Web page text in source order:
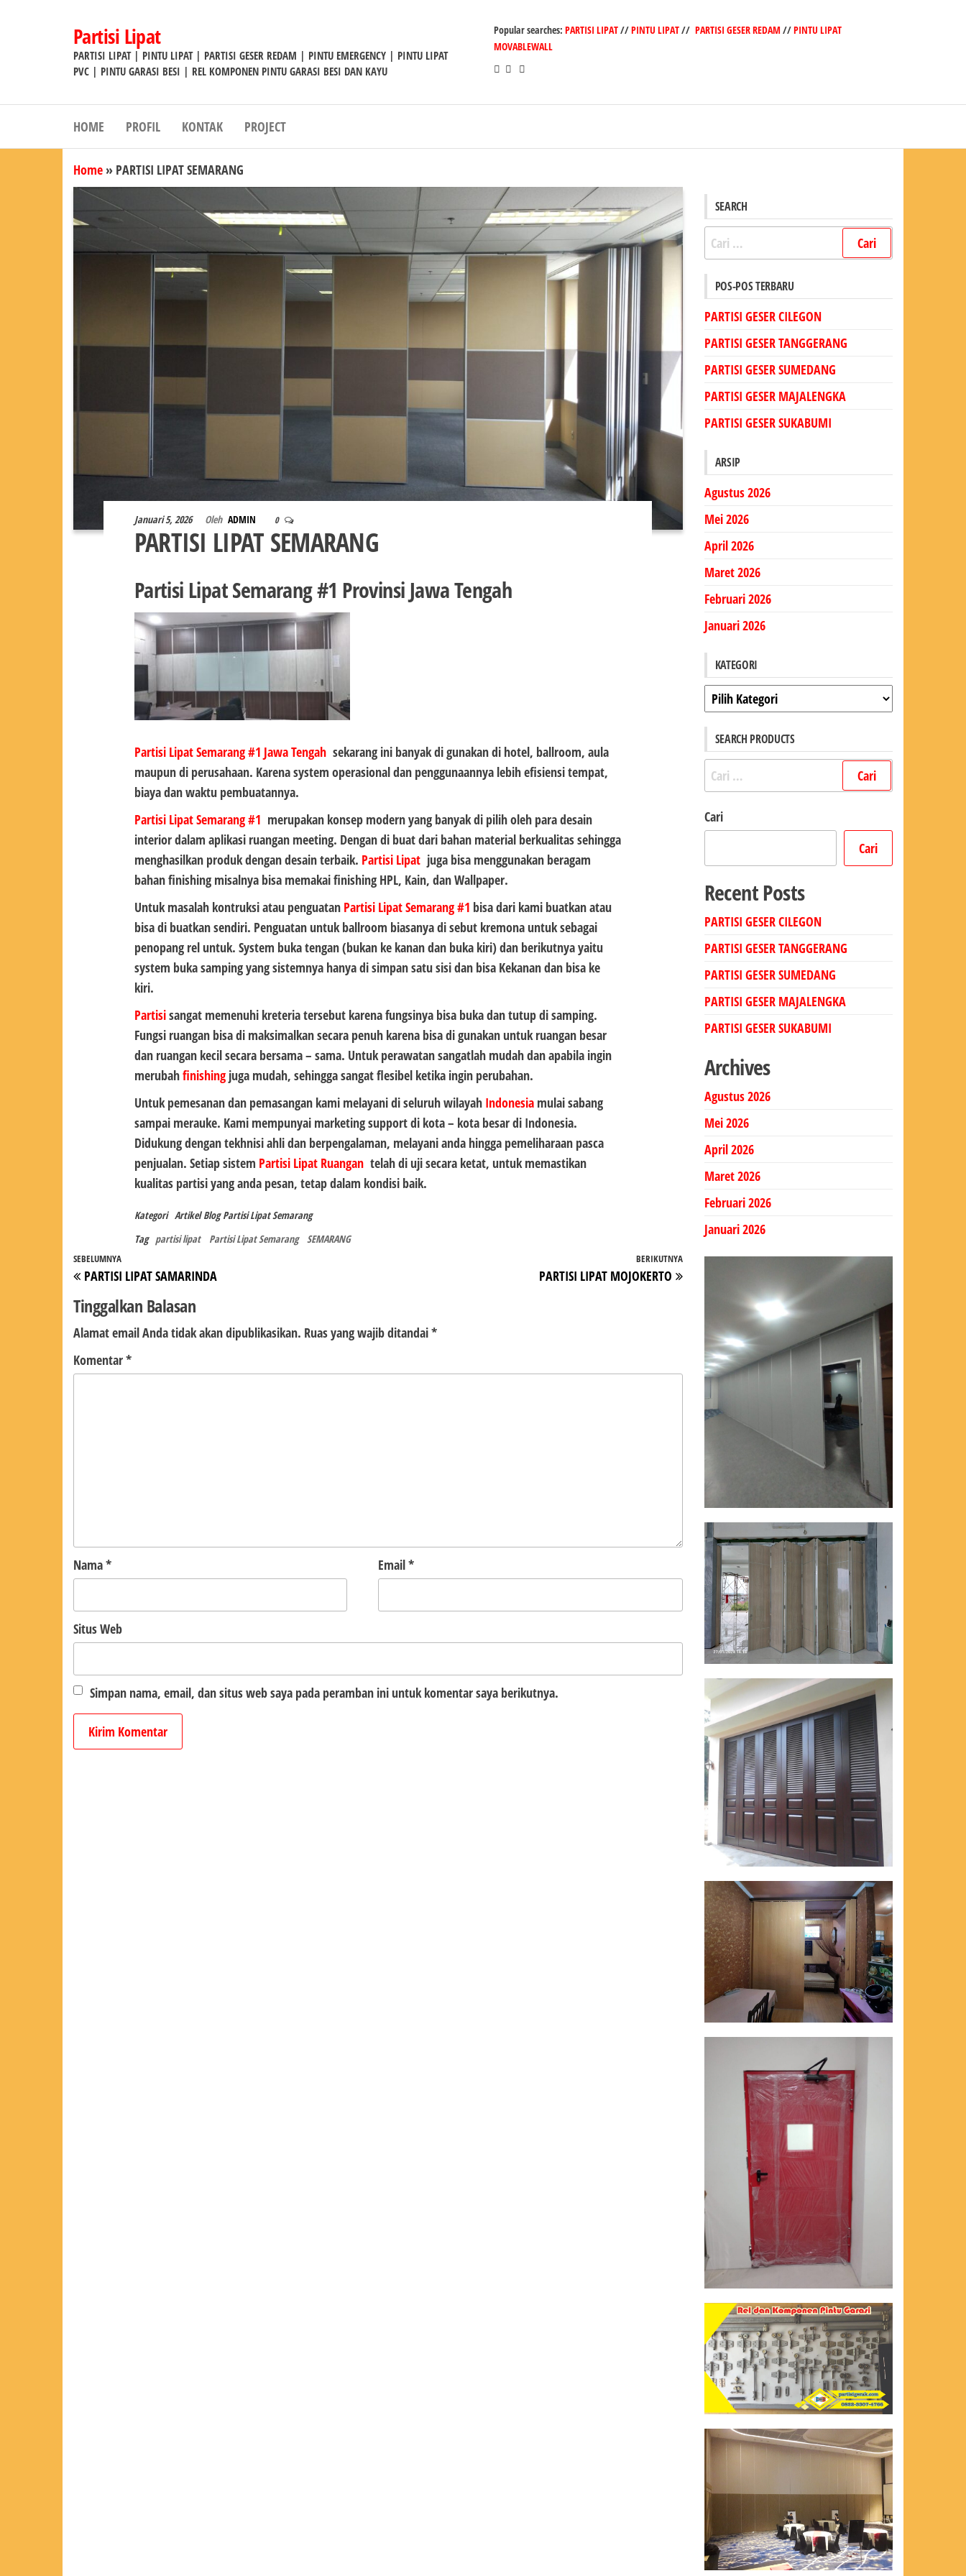
Partisi Lipat
PARTISI LIPAT | PINTU LIPAT | PARTISI GESER REDAM | PINTU EMERGENCY | PINTU LIPAT
PVC | PINTU GARASI BESI | REL KOMPONEN PINTU GARASI BESI DAN KAYU
Popular searches: PARTISI LIPAT//PINTU LIPAT// PARTISI GESER REDAM//PINTU LIPAT
MOVABLEWALL
HOME PROFIL KONTAK PROJECT
Home » PARTISI LIPAT SEMARANG
Januari 5, 2026 Oleh ADMIN 0
PARTISI LIPAT SEMARANG
Partisi Lipat Semarang #1 Provinsi Jawa Tengah
Partisi Lipat Semarang #1 Jawa Tengah sekarang ini banyak di gunakan di hotel, ballroom, aula
maupun di perusahaan. Karena system operasional dan penggunaannya lebih efisiensi tempat,
biaya dan waktu pembuatannya.
Partisi Lipat Semarang #1 merupakan konsep modern yang banyak di pilih oleh para desain
interior dalam aplikasi ruangan meeting. Dengan di buat dari bahan material berkualitas sehingga
menghasilkan produk dengan desain terbaik. Partisi Lipat juga bisa menggunakan beragam
bahan finishing misalnya bisa memakai finishing HPL, Kain, dan Wallpaper.
Untuk masalah kontruksi atau penguatan Partisi Lipat Semarang #1 bisa dari kami buatkan atau
bisa di buatkan sendiri. Penguatan untuk ballroom biasanya di sebut kremona untuk sebagai
penopang rel untuk. System buka tengan (bukan ke kanan dan buka kiri) dan berikutnya yaitu
system buka samping yang sistemnya hanya di simpan satu sisi dan bisa Kekanan dan bisa ke
kiri.
Partisisangat memenuhi kreteria tersebut karena fungsinya bisa buka dan tutup di samping.
Fungsi ruangan bisa di maksimalkan secara penuh karena bisa di gunakan untuk ruangan besar
dan ruangan kecil secara bersama – sama. Untuk perawatan sangatlah mudah dan apabila ingin
merubahfinishingjuga mudah, sehingga sangat flesibel ketika ingin perubahan.
Untuk pemesanan dan pemasangan kami melayani di seluruh wilayah Indonesiamulai sabang
sampai merauke. Kami mempunyai marketing support di kota – kota besar di Indonesia.
Didukung dengan tekhnisi ahli dan berpengalaman, melayani anda hingga pemeliharaan pasca
penjualan. Setiap sistem Partisi Lipat Ruangan telah di uji secara ketat, untuk memastikan
kualitas partisi yang anda pesan, tetap dalam kondisi baik.
Kategori Artikel Blog Partisi Lipat Semarang
Tag partisi lipat Partisi Lipat Semarang SEMARANG
Navigasi
pos
Pos
Sebelumnya
SEBELUMNYA
PARTISI LIPAT SAMARINDA
Pos
Berikutnya
BERIKUTNYA
PARTISI LIPAT MOJOKERTO
Tinggalkan Balasan
Alamat email Anda tidak akan dipublikasikan. Ruas yang wajib ditandai*
Komentar*
Nama* Email*
Situs Web
Simpan nama, email, dan situs web saya pada peramban ini untuk komentar saya berikutnya.
SEARCH
Cari
untuk:
POS-POS TERBARU
PARTISI GESER CILEGON
PARTISI GESER TANGGERANG
PARTISI GESER SUMEDANG
PARTISI GESER MAJALENGKA
PARTISI GESER SUKABUMI
ARSIP
Agustus 2026
Mei 2026
April 2026
Maret 2026
Februari 2026
Januari 2026
KATEGORI
Kategori
SEARCH PRODUCTS
Cari
untuk:
Cari
Cari
Recent Posts
PARTISI GESER CILEGON
PARTISI GESER TANGGERANG
PARTISI GESER SUMEDANG
PARTISI GESER MAJALENGKA
PARTISI GESER SUKABUMI
Archives
Agustus 2026
Mei 2026
April 2026
Maret 2026
Februari 2026
Januari 2026